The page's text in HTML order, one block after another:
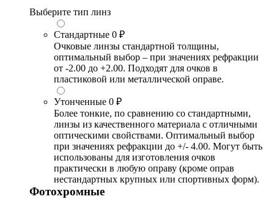
Выберите тип линз
Стандартные 0 ₽
Очковые линзы стандартной толщины,
оптимальный выбор – при значениях рефракции
от -2.00 до +2.00. Подходят для очков в
пластиковой или металлической оправе.
Утонченные 0 ₽
Более тонкие, по сравнению со стандартными,
линзы из качественного материала с отличными
оптическими свойствами. Оптимальный выбор
при значениях рефракции до +/- 4.00. Могут быть
использованы для изготовления очков
практически в любую оправу (кроме оправ
нестандартных крупных или спортивных форм).
Фотохромные